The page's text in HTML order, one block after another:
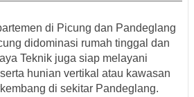
di Picung dan Pandeglang
didominasi rumah tinggal dan
Teknik juga siap melayani
serta hunian vertikal atau kawasan
di sekitar Pandeglang.